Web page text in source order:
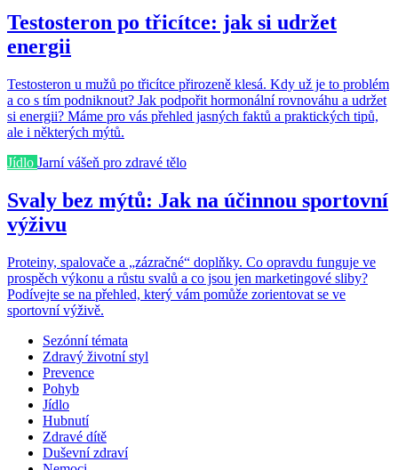
Testosteron po třicítce: jak si udržet
energii
Testosteron u mužů po třicítce přirozeně klesá. Kdy už je to problém
a co s tím podniknout? Jak podpořit hormonální rovnováhu a udržet
si energii? Máme pro vás přehled jasných faktů a praktických tipů,
ale i některých mýtů.
Jídlo Jarní vášeň pro zdravé tělo
Svaly bez mýtů: Jak na účinnou sportovní
výživu
Proteiny, spalovače a „zázračné“ doplňky. Co opravdu funguje ve
prospěch výkonu a růstu svalů a co jsou jen marketingové sliby?
Podívejte se na přehled, který vám pomůže zorientovat se ve
sportovní výživě.
Sezónní témata
Zdravý životní styl
Prevence
Pohyb
Jídlo
Hubnutí
Zdravé dítě
Duševní zdraví